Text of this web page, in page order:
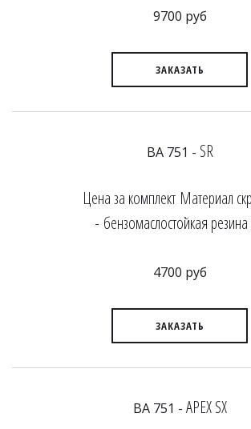
9700 руб
ЗАКАЗАТЬ
BA 751 - SR
Цена за комплект Материал
- бензомаслостойкая резина
4700 руб
ЗАКАЗАТЬ
BA 751 - APEX SX